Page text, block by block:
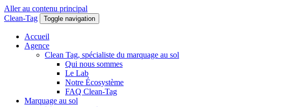
Aller au contenu principal
Clean-Tag
Toggle navigation
Accueil
Agence
Clean Tag, spécialiste du marquage au sol
Qui nous sommes
Le Lab
Notre Écosystème
FAQ Clean-Tag
Marquage au sol